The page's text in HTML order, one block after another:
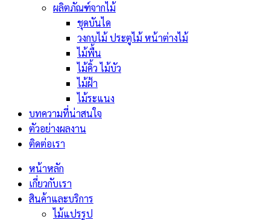
ผลิตภัณฑ์จากไม้
ชุดบันได
วงกบไม้ ประตูไม้ หน้าต่างไม้
ไม้พื้น
ไม้คิ้ว ไม้บัว
ไม้ฝ้า
ไม้ระแนง
บทความที่น่าสนใจ
ตัวอย่างผลงาน
ติดต่อเรา
หน้าหลัก
เกี่ยวกับเรา
สินค้าและบริการ
ไม้แปรรูป